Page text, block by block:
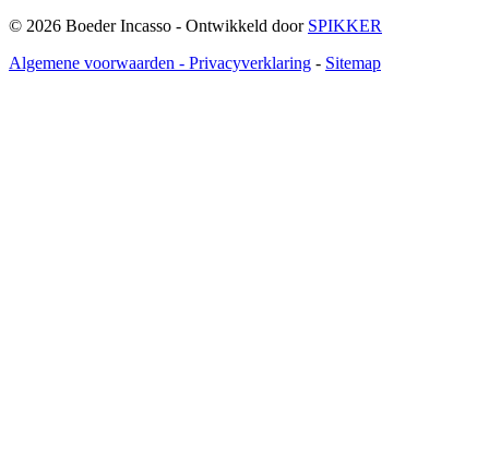
© 2026 Boeder Incasso - Ontwikkeld door SPIKKER
Algemene voorwaarden - Privacyverklaring - Sitemap